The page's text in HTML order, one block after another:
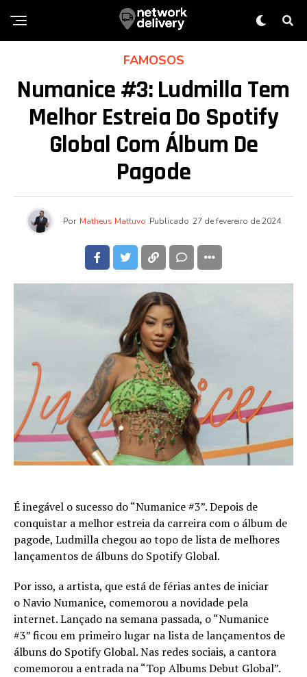
FAMOSOS
Numanice #3: Ludmilla Tem
Melhor Estreia Do Spotify
Global Com Álbum De
Pagode
Por Matheus Mattuvo Publicado 27 de fevereiro de 2024
É inegável o sucesso do “Numanice #3”. Depois de
conquistar a melhor estreia da carreira com o álbum de
pagode, Ludmilla chegou ao topo de lista de melhores
lançamentos de álbuns do Spotify Global.
Por isso, a artista, que está de férias antes de iniciar
o Navio Numanice, comemorou a novidade pela
internet. Lançado na semana passada, o “Numanice
#3” ficou em primeiro lugar na lista de lançamentos de
álbuns do Spotify Global. Nas redes sociais, a cantora
comemorou a entrada na “Top Albums Debut Global”.